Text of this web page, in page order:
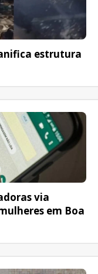
estrutura
via
em Boa